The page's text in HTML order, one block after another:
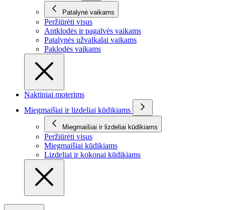
Patalynė vaikams
Peržiūrėti visus
Antklodės ir pagalvės vaikams
Patalynės užvalkalai vaikams
Paklodės vaikams
Naktiniai moterims
Miegmaišiai ir lizdeliai kūdikiams
Miegmaišiai ir lizdeliai kūdikiams
Peržiūrėti visus
Miegmaišiai kūdikiams
Lizdeliai ir kokonai kūdikiams